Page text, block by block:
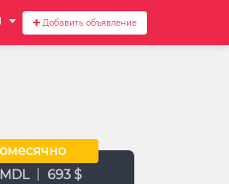
Добавить объявление
693 $